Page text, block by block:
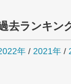
去ランキン
年 / 2021年 /